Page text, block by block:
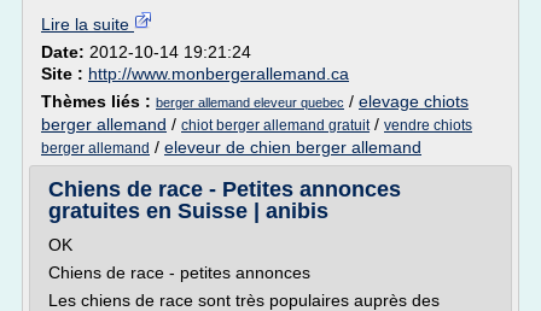
Lire la suite
Date: 2012-10-14 19:21:24
Site : http://www.monbergerallemand.ca
Thèmes liés : berger allemand eleveur quebec / elevage chiots
berger allemand / chiot berger allemand gratuit/ vendre chiots
berger allemand / eleveur de chien berger allemand
Chiens de race - Petites annonces
gratuites en Suisse | anibis
OK
Chiens de race - petites annonces
Les chiens de race sont très populaires auprès des